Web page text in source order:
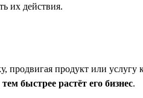
их действия.
продукт или
быстрее растёт его бизнес.